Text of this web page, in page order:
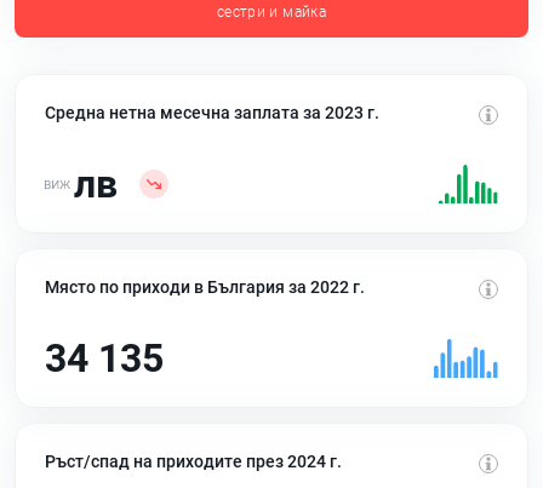
сестри и майка
Средна нетна месечна заплата за 2023 г.
лв
Място по приходи в България за 2022 г.
34 135
Ръст/спад на приходите през 2024 г.